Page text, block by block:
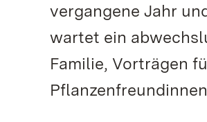
vergangene Jahr
wartet ein
Familie, Vorträgen